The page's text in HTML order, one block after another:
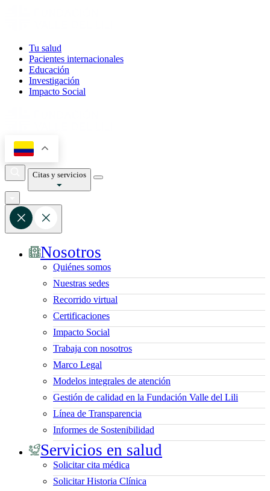
Tu salud
Pacientes internacionales
Educación
Investigación
Impacto Social
Citas y servicios
Nosotros
Quiénes somos
Nuestras sedes
Recorrido virtual
Certificaciones
Impacto Social
Trabaja con nosotros
Marco Legal
Modelos integrales de atención
Gestión de calidad en la Fundación Valle del Lili
Línea de Transparencia
Informes de Sostenibilidad
Servicios en salud
Solicitar cita médica
Solicitar Historia Clínica